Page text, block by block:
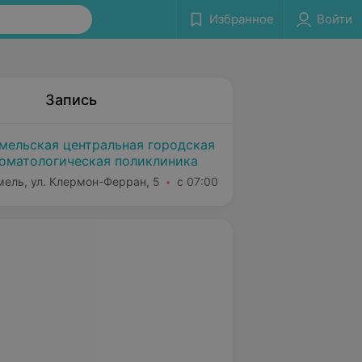
Избранное Войти
Запись
центральная городская
поликлиника
ул. Клермон-Ферран, 5 с 07:00